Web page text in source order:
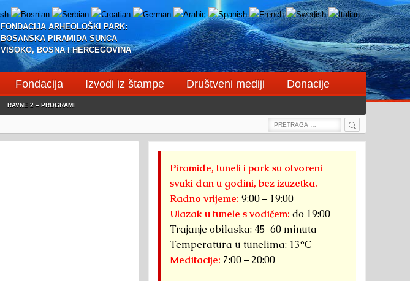
FONDACIJA ARHEOLOŠKI PARK:
BOSANSKA PIRAMIDA SUNCA
VISOKO, BOSNA I HERCEGOVINA
Fondacija Izvodi iz štampe Društveni mediji
Donacije
RAVNE 2 – PROGRAMI
Search
Search
Piramide, tuneli i park su otvoreni
svaki dan u godini, bez izuzetka.
Radno vrijeme: 9:00 – 19:00
Ulazak u tunele s vodičem: do 19:00
Trajanje obilaska: 45–60 minuta
Temperatura u tunelima: 13°C
Meditacije: 7:00 – 20:00